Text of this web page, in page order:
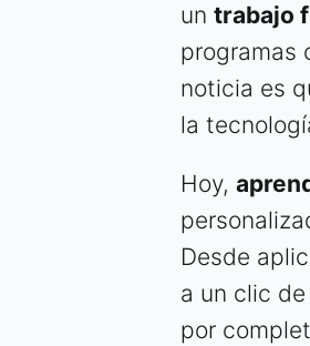
un trabajo
programas
noticia es
la
Hoy,
Desde
a un clic
por